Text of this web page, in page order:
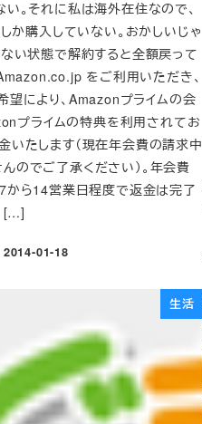
。それに私は海外在住なので、
購入していない。おかしいじゃ
い状態で解約すると全額戻って
をご利用いただき、
望により、Amazonプライムの会
プライムの特典を利用されてお
いたします（現在年会費の請求中
のでご了承ください）。年会費
から14営業日程度で返金は完了
[…]
投稿日
2014-01-18
生活